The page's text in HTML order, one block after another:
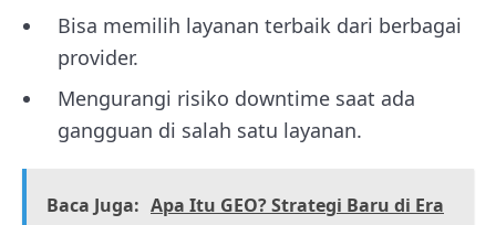
Bisa memilih layanan terbaik dari berbagai
provider.
Mengurangi risiko downtime saat ada
gangguan di salah satu layanan.
Baca Juga: Apa Itu GEO? Strategi Baru di Era